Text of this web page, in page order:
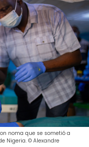
noma que se sometió a
Nigeria. © Alexandre